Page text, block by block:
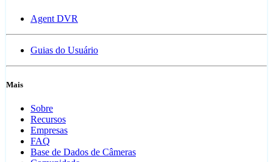
Agent DVR
Guias do Usuário
Mais
Sobre
Recursos
Empresas
FAQ
Base de Dados de Câmeras